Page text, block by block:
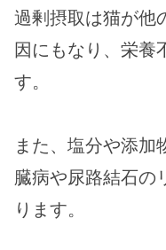
過剰摂取は猫が他
因にもなり、栄養
す​​。
また、塩分や添加
臓病や尿路結石の
ります​。